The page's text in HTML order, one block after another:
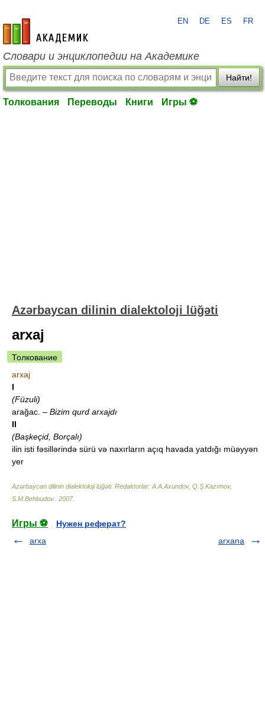
academic.ru
EN DE ES FR
Словари и энциклопедии на Академике
Найти!
Толкования Переводы Книги Игры ⚽
Azərbaycan dilinin dialektoloji lüğəti
arxaj
Толкование
arxaj
I
(Füzuli)
arağac. – Bizim qurd arxajdı
II
(Başkeçid, Borçalı)
ilin isti fəsillərində sürü və naxırların açıq havada yatdığı müəyyən
yer
Azərbaycan dilinin dialektoloji lüğəti. Redaktorlar: A.A.Axundov, Q.Ş.Kazımov,
S.M.Behbudov.
2007.
Игры ⚽
Нужен реферат?
arxa
arxana